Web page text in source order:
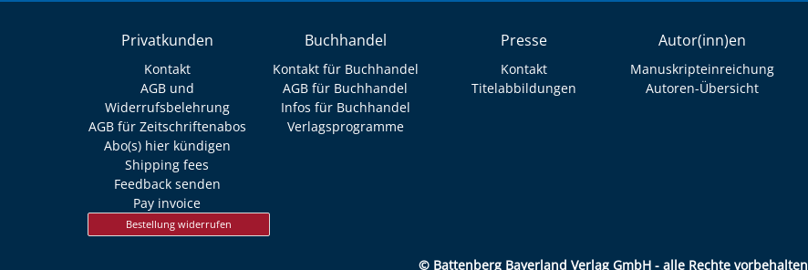
Privatkunden
Kontakt
AGB und
Widerrufsbelehrung
AGB für Zeitschriftenabos
Abo(s) hier kündigen
Shipping fees
Feedback senden
Pay invoice
Bestellung widerrufen
Buchhandel
Kontakt für Buchhandel
AGB für Buchhandel
Infos für Buchhandel
Verlagsprogramme
Presse
Kontakt
Titelabbildungen
Autor(inn)en
Manuskripteinreichung
Autoren-Übersicht
© Battenberg Bayerland Verlag GmbH - alle Rechte vorbehalten